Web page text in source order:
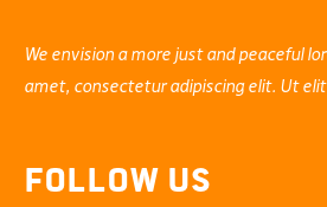
We envision a more just and peaceful
amet, consectetur adipiscing elit. Ut
Follow Us